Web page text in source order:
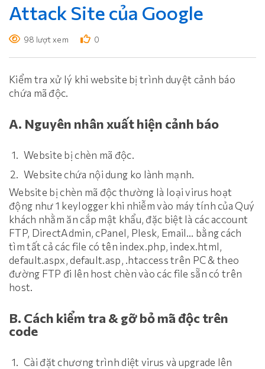
Attack Site của Google
98 lượt xem 0
Kiểm tra xử lý khi website bị trình duyệt cảnh báo
chứa mã độc.
A. Nguyên nhân xuất hiện cảnh báo
Website bị chèn mã độc.
Website chứa nội dung ko lành mạnh.
Website bị chèn mã độc thường là loại virus hoạt
động như 1 keylogger khi nhiễm vào máy tính của Quý
khách nhằm ăn cắp mật khẩu, đặc biệt là các account
FTP, DirectAdmin, cPanel, Plesk, Email… bằng cách
tìm tất cả các file có tên index.php, index.html,
default.aspx, default.asp, .htaccess trên PC & theo
đường FTP đi lên host chèn vào các file sẵn có trên
host.
B. Cách kiểm tra & gỡ bỏ mã độc trên
code
Cài đặt chương trình diệt virus và upgrade lên